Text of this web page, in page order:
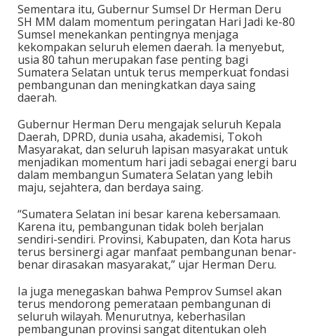
Sementara itu, Gubernur Sumsel Dr Herman Deru
SH MM dalam momentum peringatan Hari Jadi ke-80
Sumsel menekankan pentingnya menjaga
kekompakan seluruh elemen daerah. Ia menyebut,
usia 80 tahun merupakan fase penting bagi
Sumatera Selatan untuk terus memperkuat fondasi
pembangunan dan meningkatkan daya saing
daerah.
Gubernur Herman Deru mengajak seluruh Kepala
Daerah, DPRD, dunia usaha, akademisi, Tokoh
Masyarakat, dan seluruh lapisan masyarakat untuk
menjadikan momentum hari jadi sebagai energi baru
dalam membangun Sumatera Selatan yang lebih
maju, sejahtera, dan berdaya saing.
“Sumatera Selatan ini besar karena kebersamaan.
Karena itu, pembangunan tidak boleh berjalan
sendiri-sendiri. Provinsi, Kabupaten, dan Kota harus
terus bersinergi agar manfaat pembangunan benar-
benar dirasakan masyarakat,” ujar Herman Deru.
Ia juga menegaskan bahwa Pemprov Sumsel akan
terus mendorong pemerataan pembangunan di
seluruh wilayah. Menurutnya, keberhasilan
pembangunan provinsi sangat ditentukan oleh